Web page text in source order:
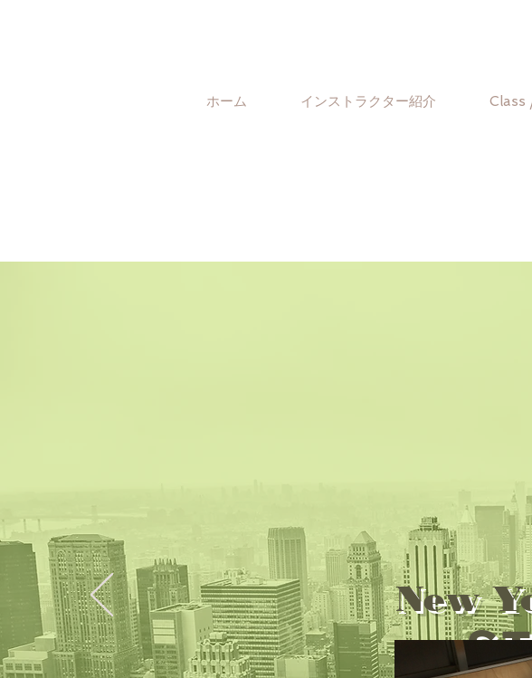
ホーム インストラクター紹介 Class
New